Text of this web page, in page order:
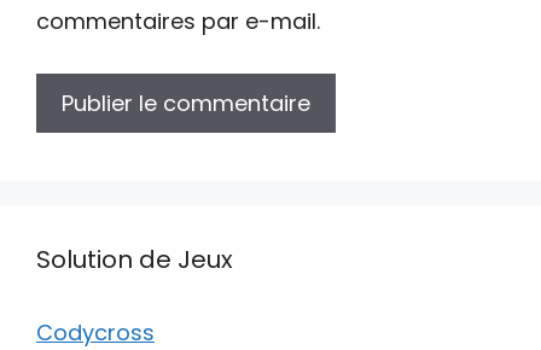
commentaires par e-mail.
Solution de Jeux
Codycross